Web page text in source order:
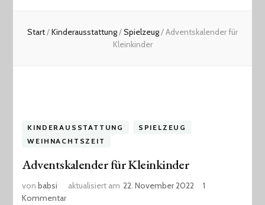
Start/Kinderausstattung/Spielzeug/Adventskalender für
Kleinkinder
KINDERAUSSTATTUNG
SPIELZEUG
WEIHNACHTSZEIT
Adventskalender für Kleinkinder
vonbabsi aktualisiert am 22. November 2022
1
Kommentarzu